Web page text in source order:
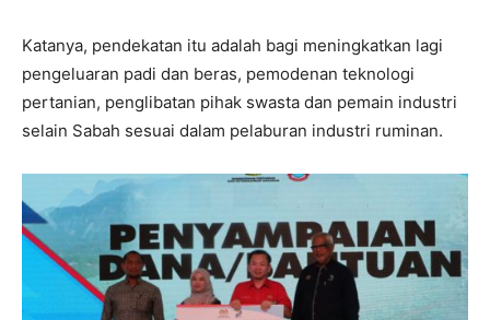
Katanya, pendekatan itu adalah bagi meningkatkan lagi
pengeluaran padi dan beras, pemodenan teknologi
pertanian, penglibatan pihak swasta dan pemain industri
selain Sabah sesuai dalam pelaburan industri ruminan.